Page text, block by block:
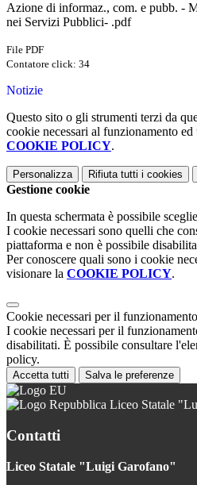
Azione di informaz., com. e pubb. -
nei Servizi Pubblici- .pdf
File PDF
Contatore click: 34
Notizie
Questo sito o gli strumenti terzi da
cookie necessari al funzionamento
COOKIE POLICY.
Personalizza Rifiuta tutti i cookies
Gestione cookie
In questa schermata è possibile
I cookie necessari sono quelli che
piattaforma e non è possibile
Per conoscere quali sono i cookie
visionare la COOKIE POLICY.
Cookie necessari per il funzionamento
I cookie necessari per il
disabilitati. È possibile consultare
policy.
Accetta tutti Salva le preferenze
Liceo Statale
Contatti
Liceo Statale "Luigi Garofano"